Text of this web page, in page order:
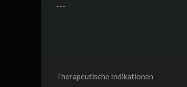
---
Therapeutische Indikationen